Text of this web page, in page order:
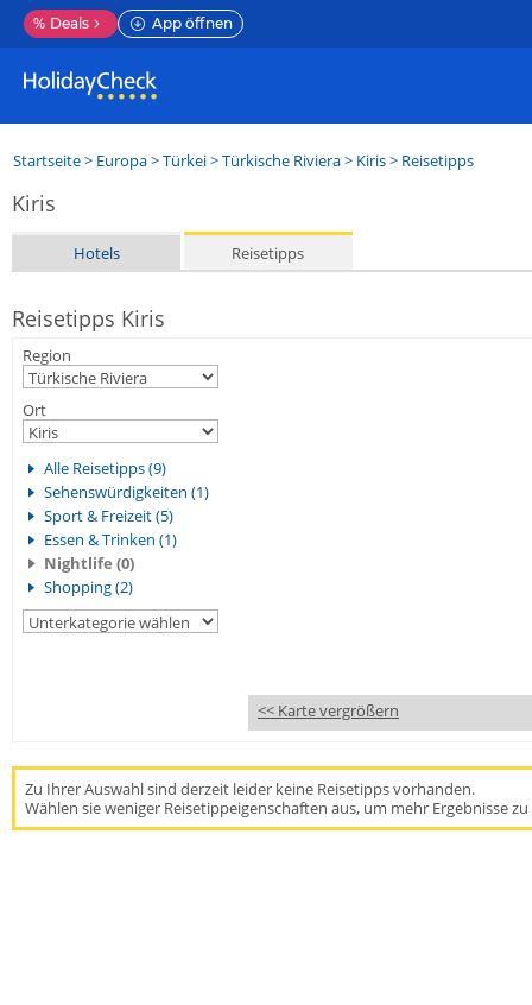
% Deals App öffnen
Startseite> Europa>Türkei>Türkische Riviera> Kiris> Reisetipps
Kiris
Hotels Reisetipps
Reisetipps Kiris
Region
Ort
Alle Reisetipps (9)
Sehenswürdigkeiten (1)
Sport & Freizeit (5)
Essen & Trinken (1)
Nightlife (0)
Shopping (2)
<< Karte vergrößern
Zu Ihrer Auswahl sind derzeit leider keine Reisetipps vorhanden.
Wählen sie weniger Reisetippeigenschaften aus, um mehr Ergebnisse